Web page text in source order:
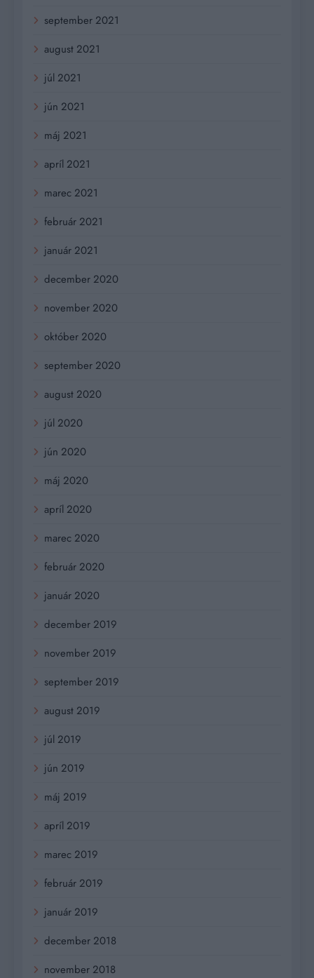
september 2021
august 2021
júl 2021
jún 2021
máj 2021
apríl 2021
marec 2021
február 2021
január 2021
december 2020
november 2020
október 2020
september 2020
august 2020
júl 2020
jún 2020
máj 2020
apríl 2020
marec 2020
február 2020
január 2020
december 2019
november 2019
september 2019
august 2019
júl 2019
jún 2019
máj 2019
apríl 2019
marec 2019
február 2019
január 2019
december 2018
november 2018